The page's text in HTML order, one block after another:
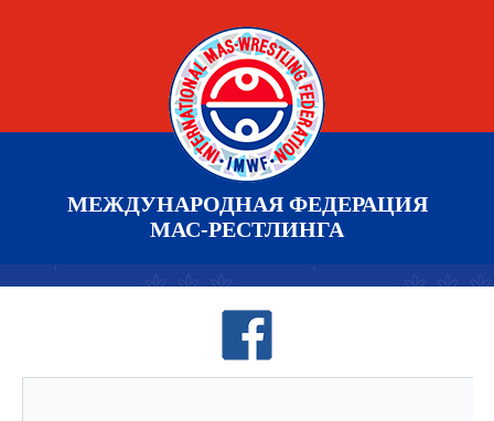
МЕЖДУНАРОДНАЯ ФЕДЕРАЦИЯ
МАС-РЕСТЛИНГА